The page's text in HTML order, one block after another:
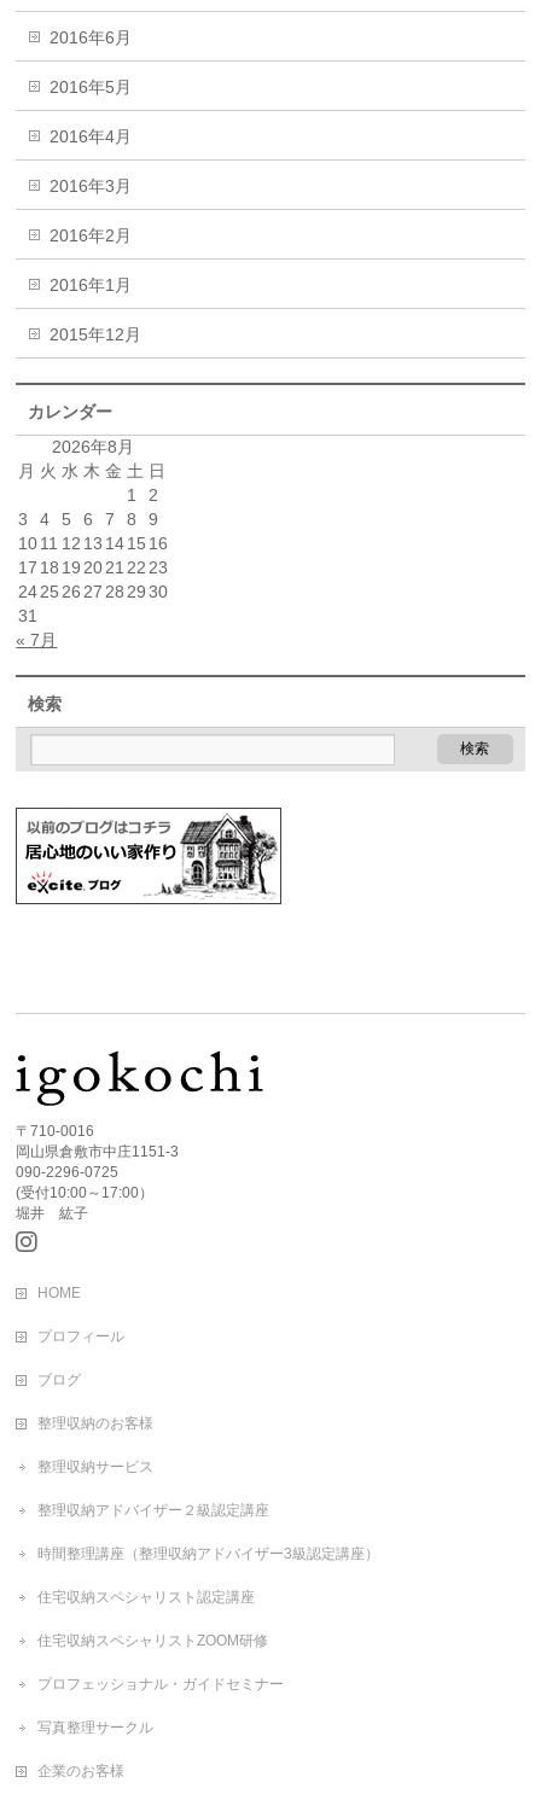
2016年6月
2016年5月
2016年4月
2016年3月
2016年2月
2016年1月
2015年12月
カレンダー
2026年8月
月 火 水 木 金 土 日
1
2
3
4 5 6 7 8
9
1011 12 13 1415 16
17 18 19 2021 22 23
2425 26 27 28 29 30
31
« 7月
検索
〒710-0016
岡山県倉敷市中庄1151-3
090-2296-0725
(受付10:00～17:00）
堀井 紘子
HOME
プロフィール
ブログ
整理収納のお客様
整理収納サービス
整理収納アドバイザー２級認定講座
時間整理講座（整理収納アドバイザー3級認定講座）
住宅収納スペシャリスト認定講座
住宅収納スペシャリストZOOM研修
プロフェッショナル・ガイドセミナー
写真整理サークル
企業のお客様